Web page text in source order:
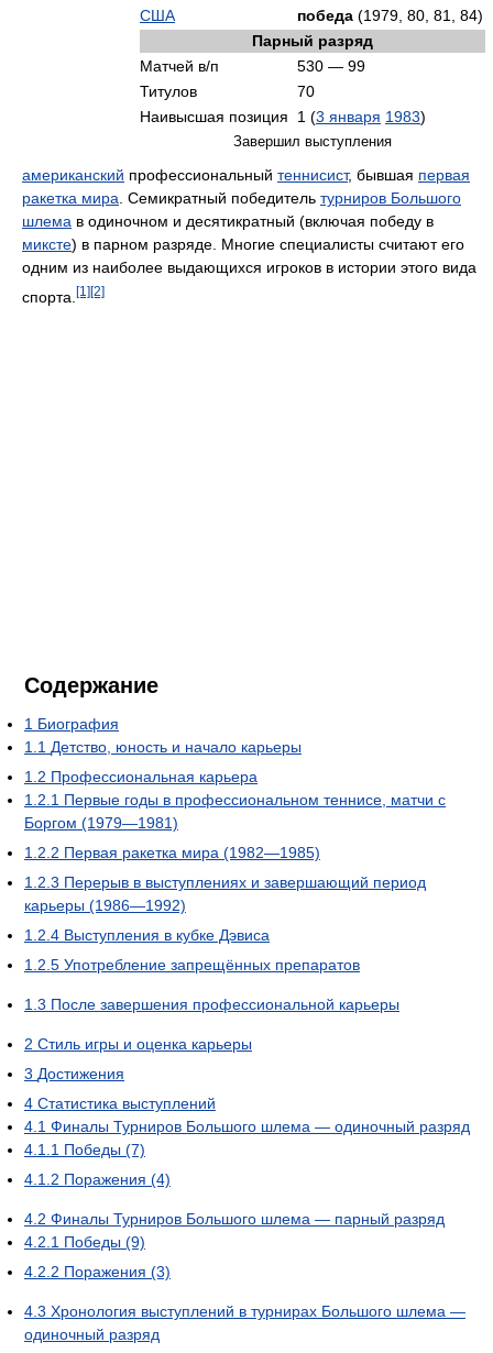
США
победа (1979, 80, 81, 84)
Парный разряд
Матчей в/п
530 — 99
Титулов
70
Наивысшая позиция
1 (3 января 1983)
Завершил выступления
американский профессиональный теннисист, бывшая первая
ракетка мира . Семикратный победитель турниров Большого
шлема в одиночном и десятикратный (включая победу в
миксте) в парном разряде. Многие специалисты считают его
одним из наиболее выдающихся игроков в истории этого вида
спорта. [1][2]
Содержание
1 Биография
1.1 Детство, юность и начало карьеры
1.2 Профессиональная карьера
1.2.1 Первые годы в профессиональном теннисе, матчи с
Боргом (1979—1981)
1.2.2 Первая ракетка мира (1982—1985)
1.2.3 Перерыв в выступлениях и завершающий период
карьеры (1986—1992)
1.2.4 Выступления в кубке Дэвиса
1.2.5 Употребление запрещённых препаратов
1.3 После завершения профессиональной карьеры
2 Стиль игры и оценка карьеры
3 Достижения
4 Статистика выступлений
4.1 Финалы Турниров Большого шлема — одиночный разряд
4.1.1 Победы (7)
4.1.2 Поражения (4)
4.2 Финалы Турниров Большого шлема — парный разряд
4.2.1 Победы (9)
4.2.2 Поражения (3)
4.3 Хронология выступлений в турнирах Большого шлема —
одиночный разряд